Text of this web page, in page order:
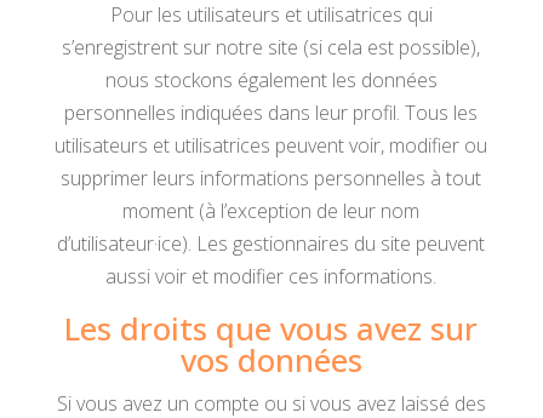
Pour les utilisateurs et utilisatrices qui
s’enregistrent sur notre site (si cela est possible),
nous stockons également les données
personnelles indiquées dans leur profil. Tous les
utilisateurs et utilisatrices peuvent voir, modifier ou
supprimer leurs informations personnelles à tout
moment (à l’exception de leur nom
d’utilisateur·ice). Les gestionnaires du site peuvent
aussi voir et modifier ces informations.
Les droits que vous avez sur
vos données
Si vous avez un compte ou si vous avez laissé des